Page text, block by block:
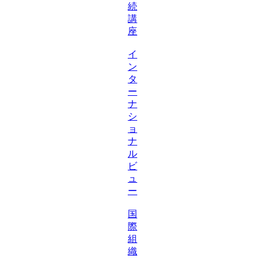
続
講
座
イ
ン
タ
ー
ナ
シ
ョ
ナ
ル
ビ
ュ
ー
国
際
組
織